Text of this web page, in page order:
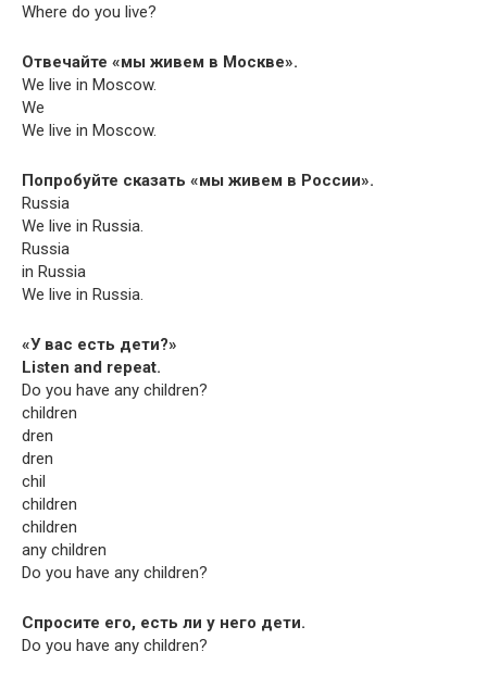
Where do you live?
Отвечайте «мы живем в Москве».
We live in Moscow.
We
We live in Moscow.
Попробуйте сказать «мы живем в России».
Russia
We live in Russia.
Russia
in Russia
We live in Russia.
«У вас есть дети?»
Lis­ten and repeat.
Do you have any children?
children
dren
dren
chil
children
children
any children
Do you have any children?
Спросите его, есть ли у него дети.
Do you have any children?